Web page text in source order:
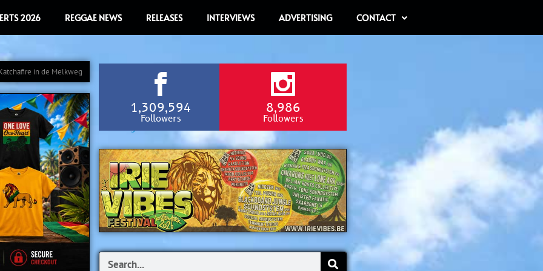
2026 REGGAE NEWS RELEASES INTERVIEWS ADVERTISING CONTACT
in de Melkweg
1,309,594
Followers
8,986
Followers
Search